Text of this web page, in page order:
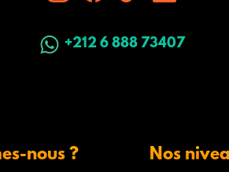
+212 6 888 73407
nous ? Nos